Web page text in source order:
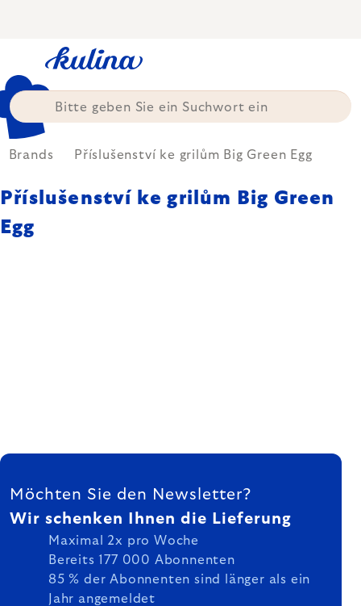
Brands Příslušenství ke grilům Big Green Egg
Příslušenství ke grilům Big Green
Egg
FUSSZEILE
Möchten Sie den Newsletter?
Wir schenken Ihnen die Lieferung
Maximal 2x pro Woche
Bereits 177 000 Abonnenten
85 % der Abonnenten sind länger als ein
Jahr angemeldet